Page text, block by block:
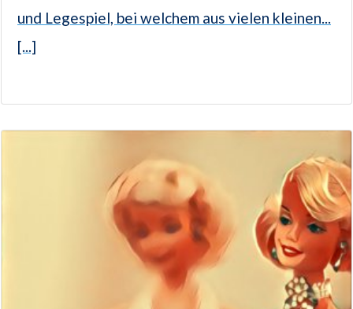
und Legespiel, bei welchem aus vielen kleinen...
[...]